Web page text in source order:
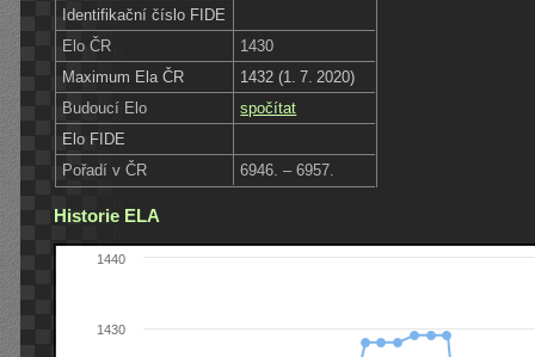
Identifikační číslo FIDE
Elo ČR
1430
Maximum Ela ČR
1432 (1. 7. 2020)
Budoucí Elo
spočítat
Elo FIDE
Pořadí v ČR
6946. – 6957.
Historie ELA
1430
1440